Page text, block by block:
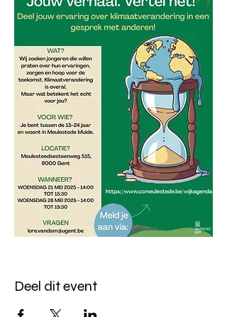
Deel dit event